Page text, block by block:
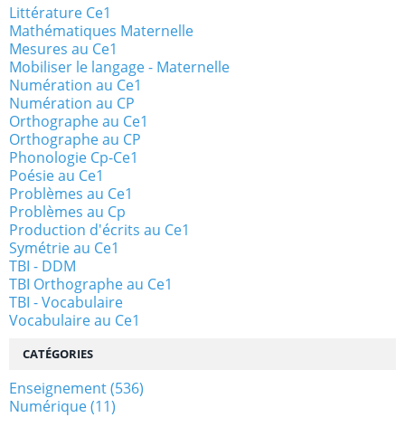
Littérature Ce1
Mathématiques Maternelle
Mesures au Ce1
Mobiliser le langage - Maternelle
Numération au Ce1
Numération au CP
Orthographe au Ce1
Orthographe au CP
Phonologie Cp-Ce1
Poésie au Ce1
Problèmes au Ce1
Problèmes au Cp
Production d'écrits au Ce1
Symétrie au Ce1
TBI - DDM
TBI Orthographe au Ce1
TBI - Vocabulaire
Vocabulaire au Ce1
CATÉGORIES
Enseignement(536)
Numérique(11)